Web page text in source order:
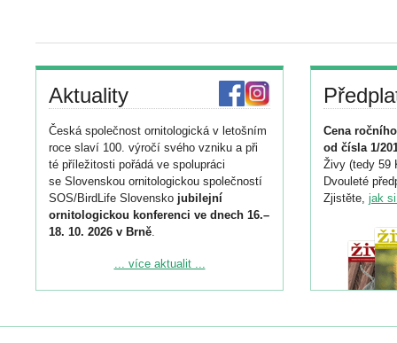
Aktuality
Česká společnost ornitologická v letošním
roce slaví 100. výročí svého vzniku a při
té příležitosti pořádá ve spolupráci
se Slovenskou ornitologickou společností
SOS/BirdLife Slovensko jubilejní
ornitologickou konferenci ve dnech 16.–
18. 10. 2026 v Brně.
Podrobnější informace ke konferenci
Registrovat se můžete do 6. září.
... více aktualit ...
Cena
od čísla 1/
Živy (tedy 59
Dvouleté
Zjistěte, jak